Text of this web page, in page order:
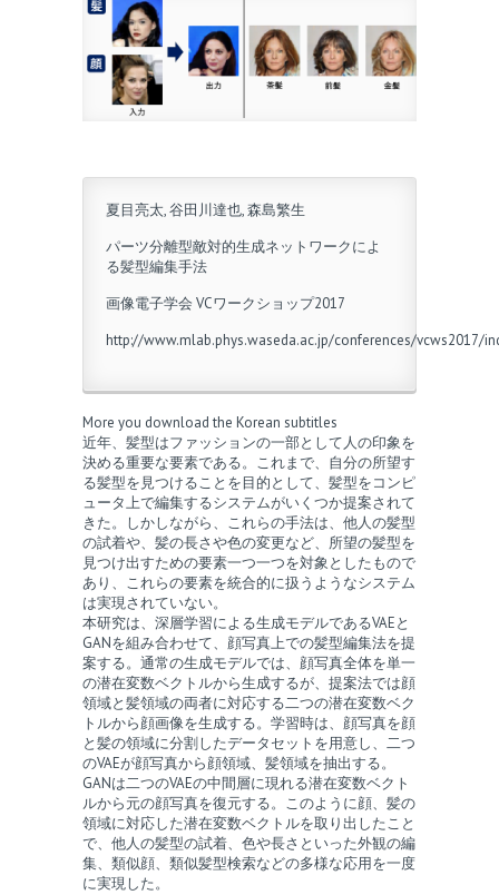
夏目亮太, 谷田川達也, 森島繁生
パーツ分離型敵対的生成ネットワークによ
る髪型編集手法
画像電子学会 VCワークショップ2017
http://www.mlab.phys.waseda.ac.jp/conferences/vcws2017/
More you download the Korean subtitles
近年、髪型はファッションの一部として人の印象を
決める重要な要素である。これまで、自分の所望す
る髪型を見つけることを目的として、髪型をコンピ
ュータ上で編集するシステムがいくつか提案されて
きた。しかしながら、これらの手法は、他人の髪型
の試着や、髪の長さや色の変更など、所望の髪型を
見つけ出すための要素一つ一つを対象としたもので
あり、これらの要素を統合的に扱うようなシステム
は実現されていない。
本研究は、深層学習による生成モデルであるVAEと
GANを組み合わせて、顔写真上での髪型編集法を提
案する。通常の生成モデルでは、顔写真全体を単一
の潜在変数ベクトルから生成するが、提案法では顔
領域と髪領域の両者に対応する二つの潜在変数ベク
トルから顔画像を生成する。学習時は、顔写真を顔
と髪の領域に分割したデータセットを用意し、二つ
のVAEが顔写真から顔領域、髪領域を抽出する。
GANは二つのVAEの中間層に現れる潜在変数ベクト
ルから元の顔写真を復元する。このように顔、髪の
領域に対応した潜在変数ベクトルを取り出したこと
で、他人の髪型の試着、色や長さといった外観の編
集、類似顔、類似髪型検索などの多様な応用を一度
に実現した。